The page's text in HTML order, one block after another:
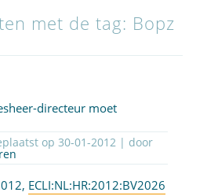
met de tag: Bopz
directeur moet
14 | Geplaatst op 30-01-2012| door
ECLI:NL:HR:2012:BV2026